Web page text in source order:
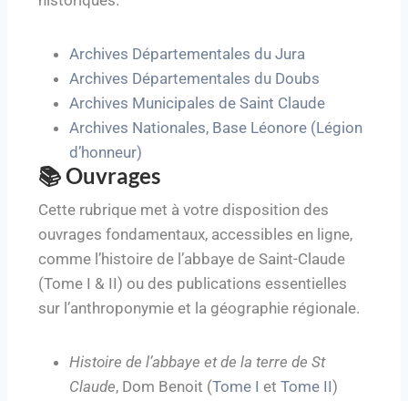
Archives Départementales du Jura
Archives Départementales du Doubs
Archives Municipales de Saint Claude
Archives Nationales, Base Léonore (Légion
d’honneur)
📚 Ouvrages
Cette rubrique met à votre disposition des
ouvrages fondamentaux, accessibles en ligne,
comme l’histoire de l’abbaye de Saint-Claude
(Tome I & II) ou des publications essentielles
sur l’anthroponymie et la géographie régionale.
Histoire de l’abbaye et de la terre de St
Claude, Dom Benoit (Tome I et Tome II)